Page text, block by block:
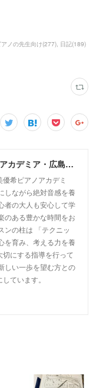
アノの先生向け(277) 日記(189)
こだま美優希ピアノアカデミア・広島市中区
希ピアノアカデミ
しながら絶対音感を養
者の大人も安心して学
のある豊かな時間をお
ンの柱は 「テクニッ
を育み、考える力を養
にする指導を行って
しい一歩を望む方との
ています。